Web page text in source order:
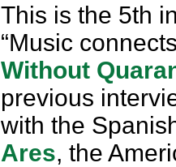
This is the 5th
“Music
Without
previous
with the
Ares, the